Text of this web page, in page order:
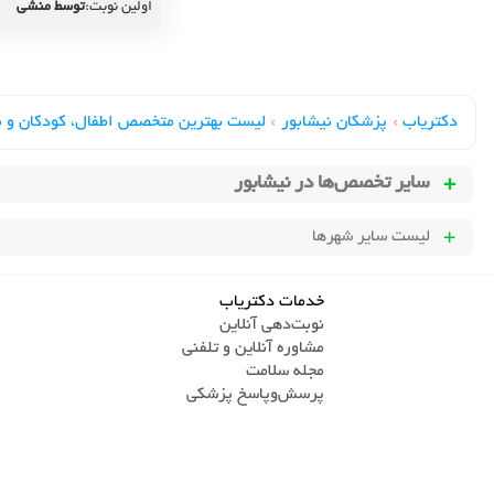
اولین نوبت:توسط منشی
دکتریاب › پزشکان نیشابور › لیست بهترین متخصص اطفال، کودکان و
سایر تخصص‌ها درنیشابور
لیست سایر شهرها
خدمات دکتریاب
نوبت‌دهی آنلاین
مشاوره آنلاین و تلفنی
مجله سلامت
پرسش‌و‌پاسخ پزشکی